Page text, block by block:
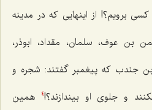
کسی برویم؟! از اینهایی که در مدینه
بن عوف، سلمان، مقداد، ابوذر،
بن جندب که پیغمبر گفتند: شجره و
و جلوی او بیندازند؟!4
همین